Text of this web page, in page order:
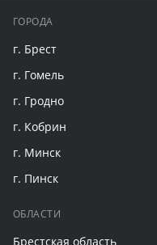
ГОРОДА
г. Брест
г. Гомель
г. Гродно
г. Кобрин
г. Минск
г. Пинск
ОБЛАСТИ
Брестская область